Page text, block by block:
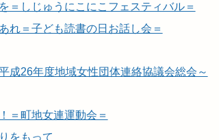
＝しじゅうにこにこフェスティバル＝
れ＝子ども読書の日お話し会＝
成26年度地域女性団体連絡協議会総会～
＝町地女連運動会＝
をもって